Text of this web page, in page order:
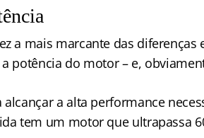
a mais marcante das
a potência do motor – e,
alcançar a alta performance
tem um motor que ultrapassa